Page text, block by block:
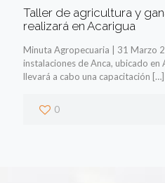
Taller de agricultura y
realizará en Acarigua
Minuta Agropecuaria | 31 Marzo
instalaciones de Anca, ubicado
llevará a cabo una capacitación […]
0